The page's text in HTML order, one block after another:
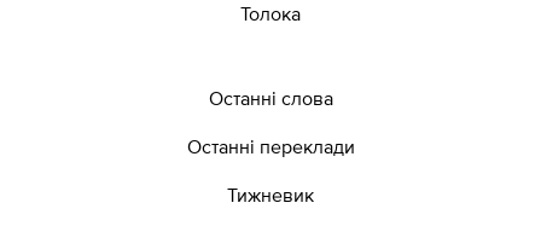
Толока
Останні слова
Останні переклади
Тижневик